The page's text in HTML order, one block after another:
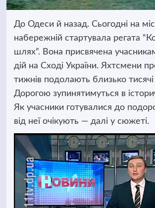
До Одеси й назад. Сьогодні на
набережній стартувала регата
шлях”. Вона присвячена
дій на Сході України. Яхтсмени
тижнів подолають близько тисячі
Дорогою зупинятимуться в
Як учасники готувалися до
від неї очікують — далі у сюжеті.
Відеопрогравач